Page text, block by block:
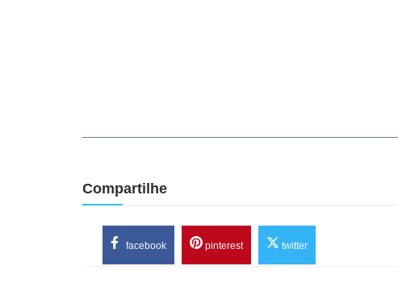
Compartilhe
facebook pinterest twitter